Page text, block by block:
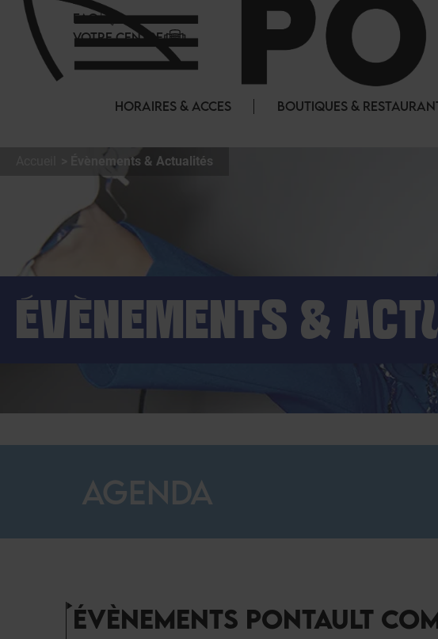
FAQ
VOTRE CENTRE
HORAIRES & ACCES BOUTIQUES &
Évènements & Actualités
ÉVÈNEMENTS &
AGENDA
ÉVÈNEMENTS PONTAULT
Panneau de gestion des cookies